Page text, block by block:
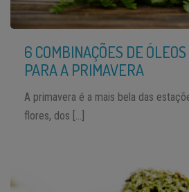
6 COMBINAÇÕES DE
PARA A PRIMAVERA
A primavera é a mais bela das
flores, dos […]